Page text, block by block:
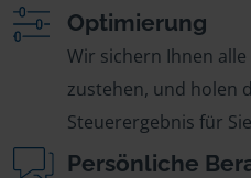
Optimierung
Wir sichern Ihnen
zustehen, und holen
Steuerergebnis für
Persönliche